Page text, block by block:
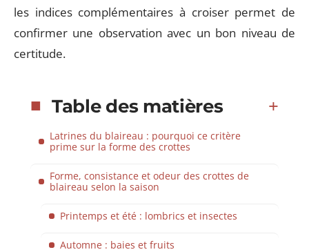
les indices complémentaires à croiser permet de
confirmer une observation avec un bon niveau de
certitude.
Table des matières
Latrines du blaireau : pourquoi ce critère
prime sur la forme des crottes
Forme, consistance et odeur des crottes de
blaireau selon la saison
Printemps et été : lombrics et insectes
Automne : baies et fruits